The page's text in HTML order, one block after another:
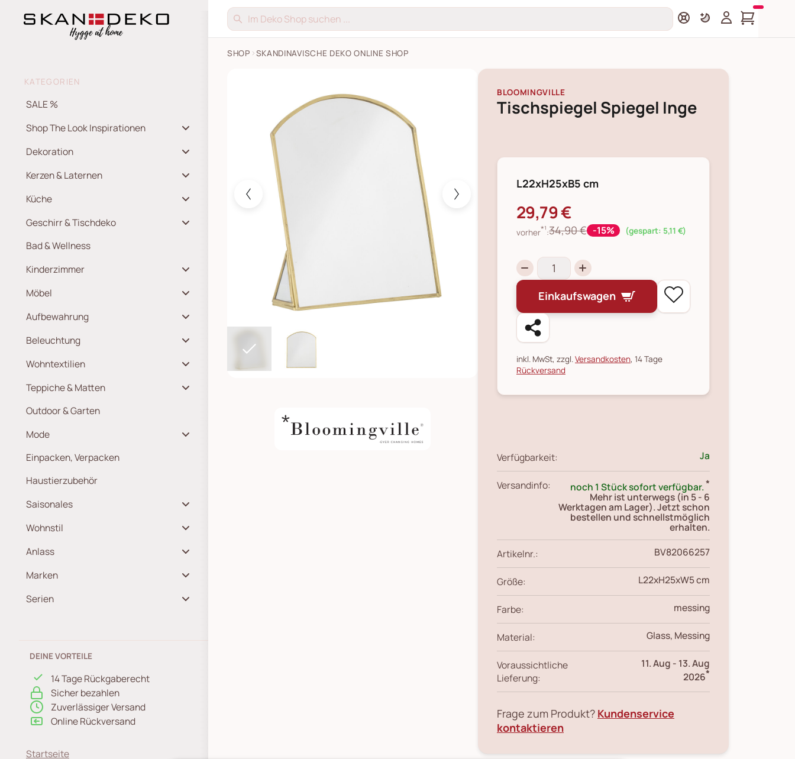
KATEGORIEN
SALE %
Shop The Look Inspirationen
Dekoration
Kerzen & Laternen
Küche
Geschirr & Tischdeko
Bad & Wellness
Kinderzimmer
Möbel
Aufbewahrung
Beleuchtung
Wohntextilien
Teppiche & Matten
Outdoor & Garten
Mode
Einpacken, Verpacken
Haustierzubehör
Saisonales
Wohnstil
Anlass
Marken
Serien
DEINE VORTEILE
14 Tage Rückgaberecht
Sicher bezahlen
Zuverlässiger Versand
Online Rückversand
Startseite
SHOP SKANDINAVISCHE DEKO ONLINE SHOP
BLOOMINGVILLE
Tischspiegel Spiegel Inge
L22xH25xB5 cm
29,79 €
vorher*¹:34,90 € -15% (gespart: 5,11 €)
Einkaufswagen
inkl. MwSt, zzgl. Versandkosten, 14 Tage
Rückversand
Verfügbarkeit: Ja
Versandinfo: noch 1 Stück sofort verfügbar.*
Mehr ist unterwegs (in 5 - 6
Werktagen am Lager). Jetzt schon
bestellen und schnellstmöglich
erhalten.
Artikelnr.: BV82066257
Größe: L22xH25xW5 cm
Farbe: messing
Material: Glass, Messing
Voraussichtliche
Lieferung:
11. Aug - 13. Aug
2026*
Frage zum Produkt? Kundenservice
kontaktieren